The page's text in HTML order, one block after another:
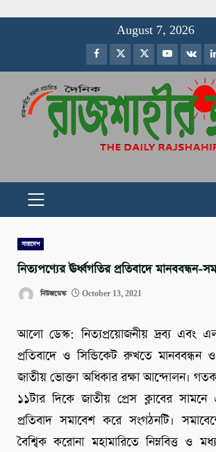
August 7, 2026
Facebook
TwitterInstagram
Youtube
VK
PRIMARY
সারাদেশ
নিত্যপণ্যের ঊর্ধ্বগতির প্রতিবাদে মানববন্ধন-
নিউজডেস্ক October 13, 2021
আলো ডেস্ক: নিত্যপ্রয়োজনীয় দ্রব্য এবং
প্রতিবাদে ও সিন্ডিকেট রুখতে মানববন্ধন
জাতীয় ভোক্তা অধিকার রক্ষা আন্দোলন।
১১টার দিকে জাতীয় প্রেস ক্লাবের
প্রতিবাদ সমাবেশ করে সংগঠনটি।
বৈশ্বিক করোনা মহামারিতে নিম্নবিত্ত ও